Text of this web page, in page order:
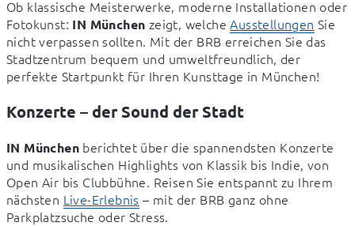
Ob klassische Meisterwerke, moderne Installationen oder
Fotokunst: IN München zeigt, welche Ausstellungen Sie
nicht verpassen sollten. Mit der BRB erreichen Sie das
Stadtzentrum bequem und umweltfreundlich, der
perfekte Startpunkt für Ihren Kunsttage in München!
Konzerte – der Sound der Stadt
IN München berichtet über die spannendsten Konzerte
und musikalischen Highlights von Klassik bis Indie, von
Open Air bis Clubbühne. Reisen Sie entspannt zu Ihrem
nächsten Live-Erlebnis – mit der BRB ganz ohne
Parkplatzsuche oder Stress.